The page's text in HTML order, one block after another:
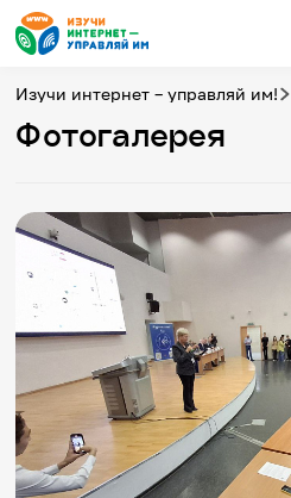
О проекте
Новости
Фотогалерея
Инфографики
Презентации
Кибершкола
Итоги событий
Личный кабинет
English
События
Изучи интернет – управляй им!
Фотогалерея